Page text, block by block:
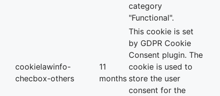
category
"Functional".
cookielawinfo-
checbox-others
11
months
This cookie is set
by GDPR Cookie
Consent plugin. The
cookie is used to
store the user
consent for the